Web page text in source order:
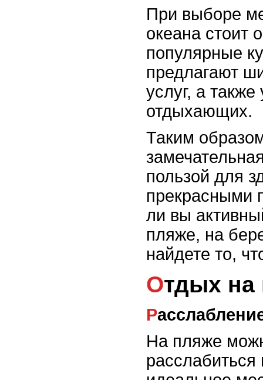
При выборе
океана стоит
популярные
предлагают
услуг, а
отдыхающих.
Таким
пользой для
прекрасными
ли вы
пляже, на
найдете то,
Отдых
На пляже
расслабиться